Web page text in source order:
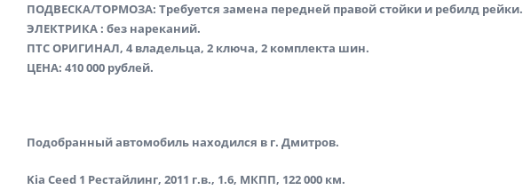
ПОДВЕСКА/ТОРМОЗА: Требуется замена передней правой стойки и ребилд рейки.
ЭЛЕКТРИКА : без нареканий.
ПТС ОРИГИНАЛ, 4 владельца, 2 ключа, 2 комплекта шин.
ЦЕНА: 410 000 рублей.
Подобранный автомобиль находился в г. Дмитров.
Kia Ceed 1 Рестайлинг, 2011 г.в., 1.6, МКПП, 122 000 км.